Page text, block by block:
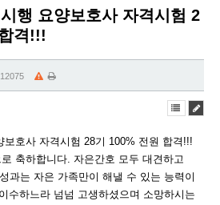
행 요양보호사 자격시험 2
격!!!
12075
보호사 자격시험 28기 100% 전원 합격!!!
축하합니다. 자은간호 모두 대견하고
과는 자은 가족만이 해낼 수 있는 능력이
수하느라 넘넘 고생하셨으며 소망하시는